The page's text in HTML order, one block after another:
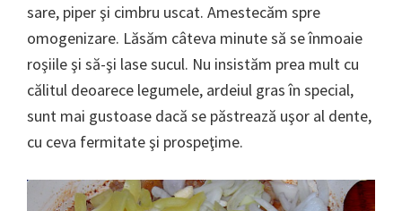
sare, piper şi cimbru uscat. Amestecăm spre
omogenizare. Lăsăm câteva minute să se înmoaie
roşiile şi să-şi lase sucul. Nu insistăm prea mult cu
călitul deoarece legumele, ardeiul gras în special,
sunt mai gustoase dacă se păstrează uşor al dente,
cu ceva fermitate şi prospeţime.